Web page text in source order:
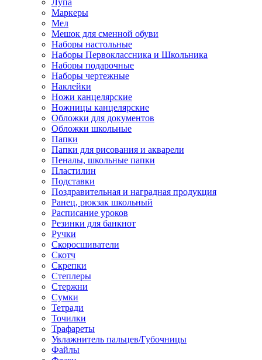
Лупа
Маркеры
Мел
Мешок для сменной обуви
Наборы настольные
Наборы Первоклассника и Школьника
Наборы подарочные
Наборы чертежные
Наклейки
Ножи канцелярские
Ножницы канцелярские
Обложки для документов
Обложки школьные
Папки
Папки для рисования и акварели
Пеналы, школьные папки
Пластилин
Подставки
Поздравительная и наградная продукция
Ранец, рюкзак школьный
Расписание уроков
Резинки для банкнот
Ручки
Скоросшиватели
Скотч
Скрепки
Степлеры
Стержни
Сумки
Тетради
Точилки
Трафареты
Увлажнитель пальцев/Губочницы
Файлы